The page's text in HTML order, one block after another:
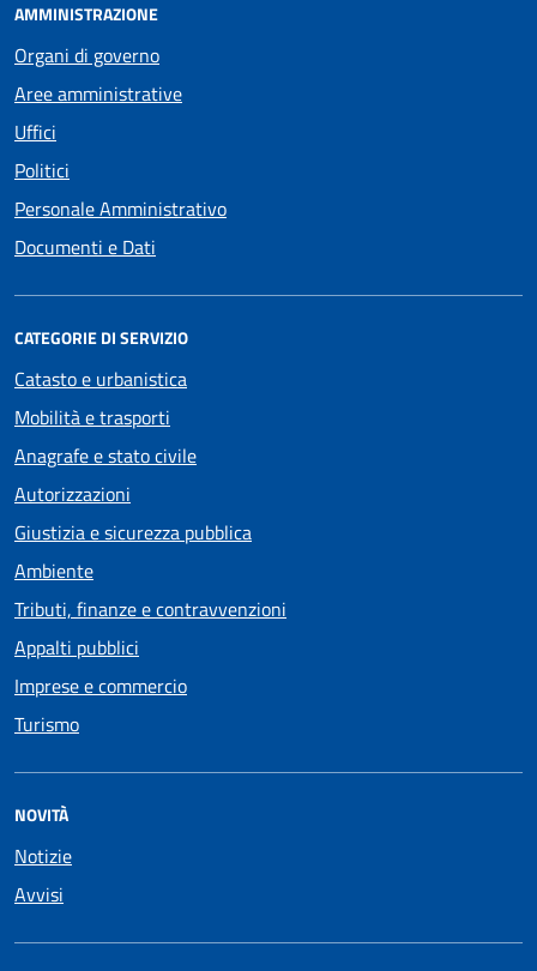
AMMINISTRAZIONE
Organi di governo
Aree amministrative
Uffici
Politici
Personale Amministrativo
Documenti e Dati
CATEGORIE DI SERVIZIO
Catasto e urbanistica
Mobilità e trasporti
Anagrafe e stato civile
Autorizzazioni
Giustizia e sicurezza pubblica
Ambiente
Tributi, finanze e contravvenzioni
Appalti pubblici
Imprese e commercio
Turismo
NOVITÀ
Notizie
Avvisi